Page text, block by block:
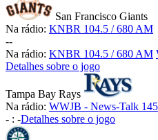
San Francisco Giants
Na rádio: KNBR 104.5 / 680 AM
--
Na rádio: KNBR 104.5 / 680 AM
Detalhes sobre o jogo
Tampa Bay Rays
Na rádio: WWJB - News-Talk
- : -Detalhes sobre o jogo